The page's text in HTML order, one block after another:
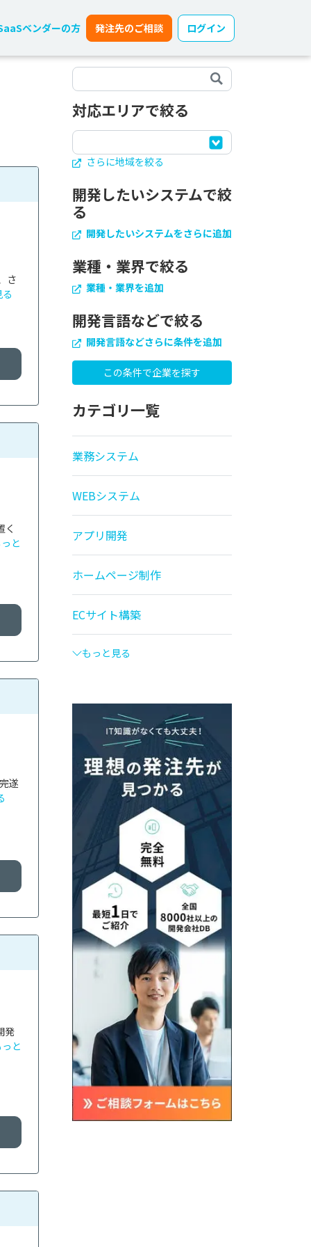
ベンダーの方 発注先のご相談 ログイン
さ
く
と
遂
発
と
対応エリアで絞る
さらに地域を絞る
開発したいシステムで絞
る
開発したいシステムをさらに追加
業種・業界で絞る
業種・業界を追加
開発言語などで絞る
開発言語などさらに条件を追加
カテゴリ一覧
業務システム
WEBシステム
アプリ開発
ホームページ制作
ECサイト構築
もっと見る